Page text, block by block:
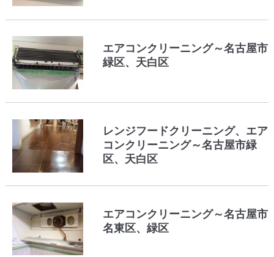
エアコンクリーニング～名古屋市
緑区、天白区
レンジフードクリーニング、エア
コンクリーニング～名古屋市緑
区、天白区
エアコンクリーニング～名古屋市
名東区、緑区